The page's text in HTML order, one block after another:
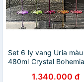
Set 6 ly vang Uria
480ml Crystal
1.340.000 đ